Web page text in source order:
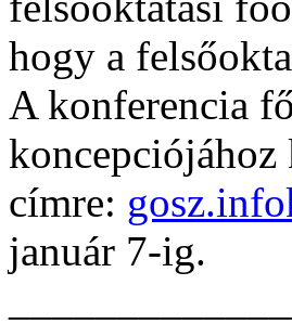
hogy a
A konferencia
koncepciójához
címre:
január 7-ig.